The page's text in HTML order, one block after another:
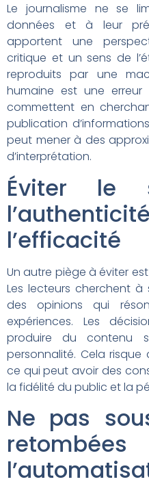
Le journalisme ne se
données et à leur
apportent une
critique et un sens de
reproduits par une
humaine est une
commettent en
publication
peut mener à des
d’interprétation.
Éviter le
l’efficacité
Un autre piège à éviter
Les lecteurs cherchent à
des opinions qui
expériences. Les
produire du contenu
personnalité. Cela
ce qui peut avoir des
la fidélité du public et la
Ne pas